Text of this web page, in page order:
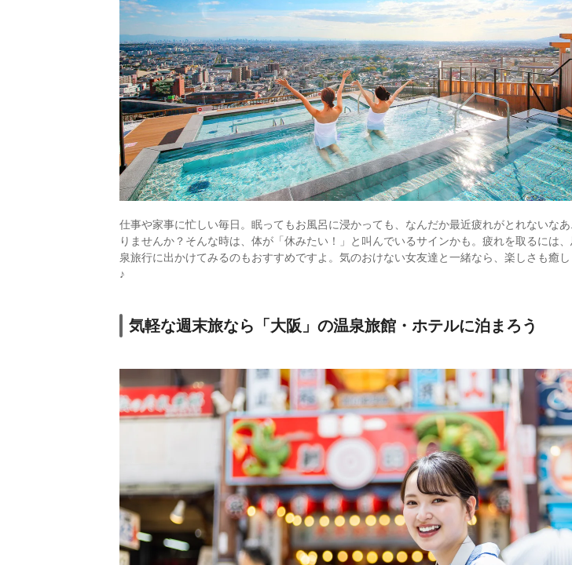
仕事や家事に忙しい毎日。眠ってもお風呂に浸かっても、なんだか最近疲れがとれないな
りませんか？そんな時は、体が「休みたい！」と叫んでいるサインかも。疲れを取るには
泉旅行に出かけてみるのもおすすめですよ。気のおけない女友達と一緒なら、楽しさも癒
♪
気軽な週末旅なら「大阪」の温泉旅館・ホテルに泊まろう